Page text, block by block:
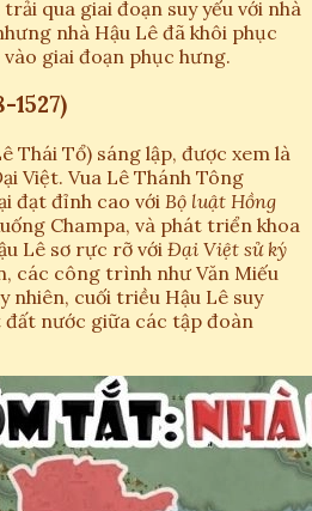
qua giai đoạn suy yếu với nhà
nhà Hậu Lê đã khôi phục
giai đoạn phục hưng.
1527)
Thái Tổ) sáng lập, được xem là
Việt. Vua Lê Thánh Tông
đạt đỉnh cao với Bộ luật Hồng
Champa, và phát triển khoa
Lê sơ rực rỡ với Đại Việt sử ký
các công trình như Văn Miếu
nhiên, cuối triều Hậu Lê suy
đất nước giữa các tập đoàn